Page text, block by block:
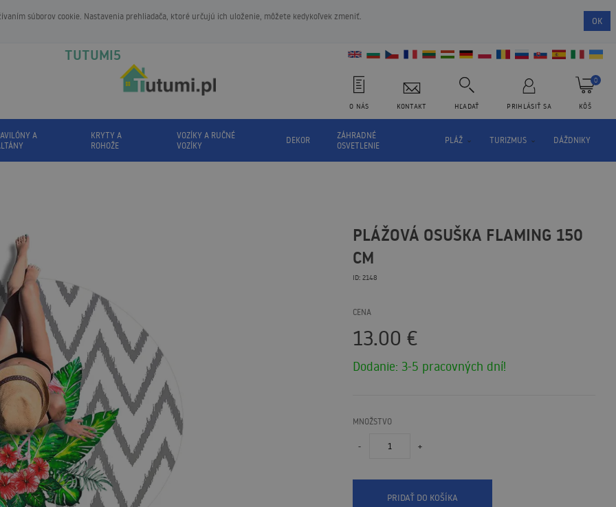
súborov cookie. Nastavenia prehliadača, ktoré určujú ich uloženie, môžete kedykoľvek zmeniť. OK
TUTUMI5
O NÁS KONTAKT HĽADAŤ PRIHLÁSIŤ SA KÔŠ
0
A
KRYTY A
ROHOŽE
VOZÍKY A RUČNÉ
VOZÍKY
DEKOR
ZÁHRADNÉ
OSVETLENIE
PLÁŽ TURIZMUS DÁŽDNIKY
PLÁŽOVÁ OSUŠKA FLAMING 150
CM
ID: 2148
CENA
13.00 €
Dodanie: 3-5 pracovných dní!
MNOŽSTVO
- +
PRIDAŤ DO KOŠÍKA